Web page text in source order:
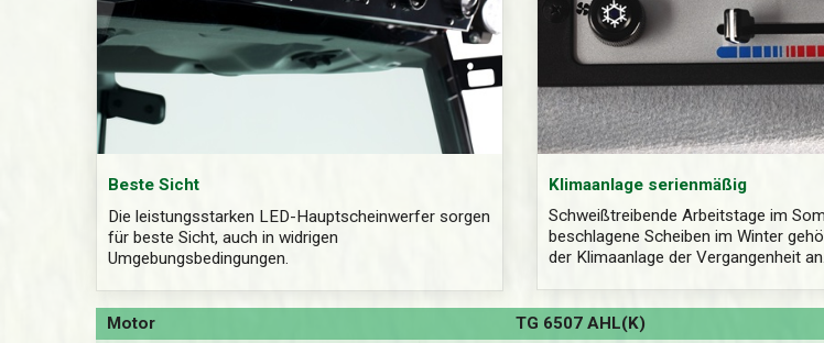
Beste Sicht
Die leistungsstarken LED-Hauptscheinwerfer sorgen
für beste Sicht, auch in widrigen
Umgebungsbedingungen.
Klimaanlage serienmäßig
Schweißtreibende Arbeitstage im
beschlagene Scheiben im Winter
der Klimaanlage der Vergangenheit an.
Motor TG 6507 AHL(K)